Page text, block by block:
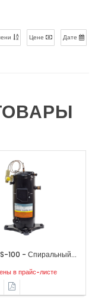
Цене Дате
102 - Спиральный...
Цены в прайс-листе